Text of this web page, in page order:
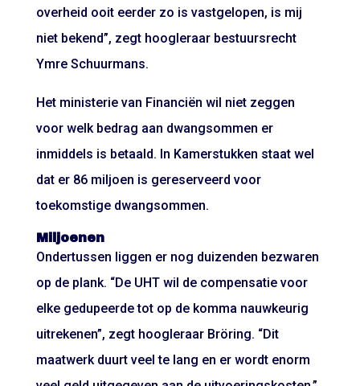
overheid ooit eerder zo is vastgelopen, is mij
niet bekend”, zegt hoogleraar bestuursrecht
Ymre Schuurmans.
Het ministerie van Financiën wil niet zeggen
voor welk bedrag aan dwangsommen er
inmiddels is betaald. In Kamerstukken staat wel
dat er 86 miljoen is gereserveerd voor
toekomstige dwangsommen.
Miljoenen
Ondertussen liggen er nog duizenden bezwaren
op de plank. “De UHT wil de compensatie voor
elke gedupeerde tot op de komma nauwkeurig
uitrekenen”, zegt hoogleraar Bröring. “Dit
maatwerk duurt veel te lang en er wordt enorm